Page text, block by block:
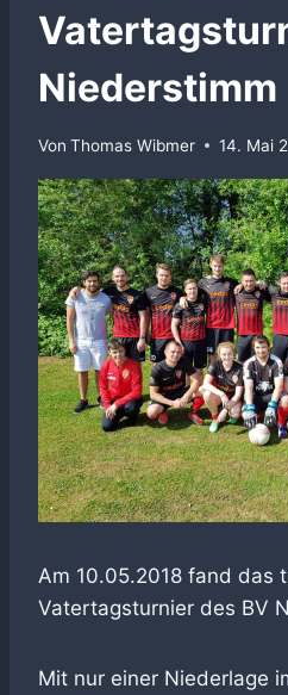
Niederstimm
Von Thomas Wibmer 14. Mai
Am 10.05.2018 fand das
Vatertagsturnier des BV
Mit nur einer Niederlage